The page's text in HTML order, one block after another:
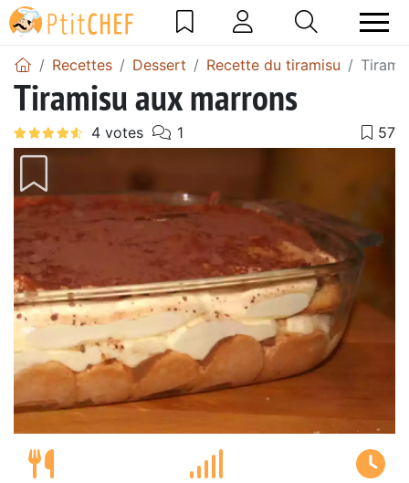
Recettes Dessert Recette du tiramisu
Tiramisu aux marrons